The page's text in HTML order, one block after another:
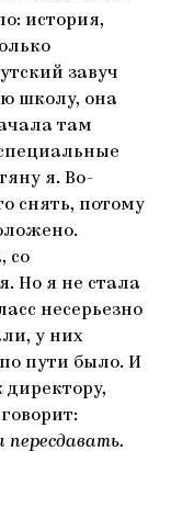
история,
завуч
школу, она
там
я. Во-
снять, потому
со
Но я не стала
несерьезно
у них
пути было. И